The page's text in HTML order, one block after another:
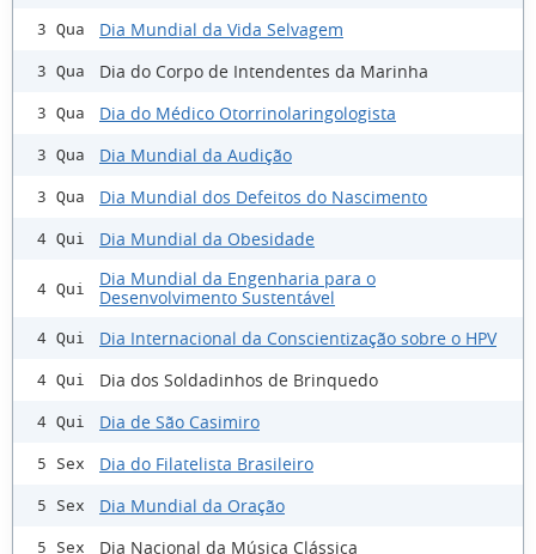
3 Qua Dia Mundial da Vida Selvagem
3 Qua Dia do Corpo de Intendentes da Marinha
3 Qua Dia do Médico Otorrinolaringologista
3 Qua Dia Mundial da Audição
3 Qua Dia Mundial dos Defeitos do Nascimento
4 Qui Dia Mundial da Obesidade
4 Qui
Dia Mundial da Engenharia para o
Desenvolvimento Sustentável
4 Qui Dia Internacional da Conscientização sobre o HPV
4 Qui Dia dos Soldadinhos de Brinquedo
4 Qui Dia de São Casimiro
5 Sex Dia do Filatelista Brasileiro
5 Sex Dia Mundial da Oração
5 Sex Dia Nacional da Música Clássica